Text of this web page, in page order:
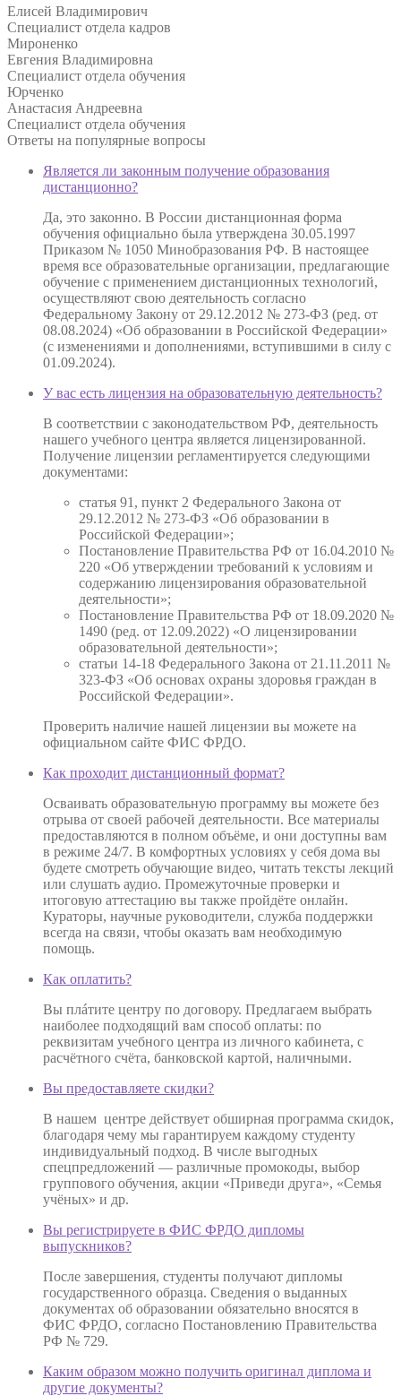
Елисей Владимирович
Специалист отдела кадров
Мироненко
Евгения Владимировна
Специалист отдела обучения
Юрченко
Анастасия Андреевна
Специалист отдела обучения
Ответы на популярные вопросы
Является ли законным получение образования
дистанционно?
Да, это законно. В России дистанционная форма
обучения официально была утверждена 30.05.1997
Приказом № 1050 Минобразования РФ. В настоящее
время все образовательные организации, предлагающие
обучение с применением дистанционных технологий,
осуществляют свою деятельность согласно
Федеральному Закону от 29.12.2012 № 273-ФЗ (ред. от
08.08.2024) «Об образовании в Российской Федерации»
(с изменениями и дополнениями, вступившими в силу с
01.09.2024).
У вас есть лицензия на образовательную деятельность?
В соответствии с законодательством РФ, деятельность
нашего учебного центра является лицензированной.
Получение лицензии регламентируется следующими
документами:
статья 91, пункт 2 Федерального Закона от
29.12.2012 № 273-ФЗ «Об образовании в
Российской Федерации»;
Постановление Правительства РФ от 16.04.2010 №
220 «Об утверждении требований к условиям и
содержанию лицензирования образовательной
деятельности»;
Постановление Правительства РФ от 18.09.2020 №
1490 (ред. от 12.09.2022) «О лицензировании
образовательной деятельности»;
статьи 14-18 Федерального Закона от 21.11.2011 №
323-ФЗ «Об основах охраны здоровья граждан в
Российской Федерации».
Проверить наличие нашей лицензии вы можете на
официальном сайте ФИС ФРДО.
Как проходит дистанционный формат?
Осваивать образовательную программу вы можете без
отрыва от своей рабочей деятельности. Все материалы
предоставляются в полном объёме, и они доступны вам
в режиме 24/7. В комфортных условиях у себя дома вы
будете смотреть обучающие видео, читать тексты лекций
или слушать аудио. Промежуточные проверки и
итоговую аттестацию вы также пройдёте онлайн.
Кураторы, научные руководители, служба поддержки
всегда на связи, чтобы оказать вам необходимую
помощь.
Как оплатить?
Вы плáтите центру по договору. Предлагаем выбрать
наиболее подходящий вам способ оплаты: по
реквизитам учебного центра из личного кабинета, с
расчётного счёта, банковской картой, наличными.
Вы предоставляете скидки?
В нашем центре действует обширная программа скидок,
благодаря чему мы гарантируем каждому студенту
индивидуальный подход. В числе выгодных
спецпредложений — различные промокоды, выбор
группового обучения, акции «Приведи друга», «Семья
учёных» и др.
Вы регистрируете в ФИС ФРДО дипломы
выпускников?
После завершения, студенты получают дипломы
государственного образца. Сведения о выданных
документах об образовании обязательно вносятся в
ФИС ФРДО, согласно Постановлению Правительства
РФ № 729.
Каким образом можно получить оригинал диплома и
другие документы?